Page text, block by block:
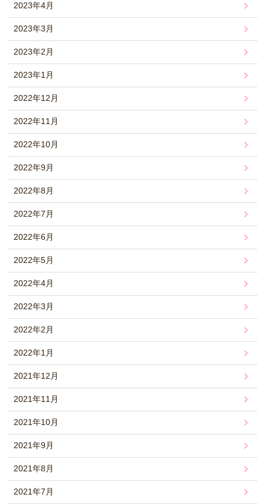
2023年4月
2023年3月
2023年2月
2023年1月
2022年12月
2022年11月
2022年10月
2022年9月
2022年8月
2022年7月
2022年6月
2022年5月
2022年4月
2022年3月
2022年2月
2022年1月
2021年12月
2021年11月
2021年10月
2021年9月
2021年8月
2021年7月